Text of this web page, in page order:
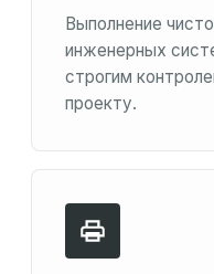
Выполнение
инженерных
строгим
проекту.